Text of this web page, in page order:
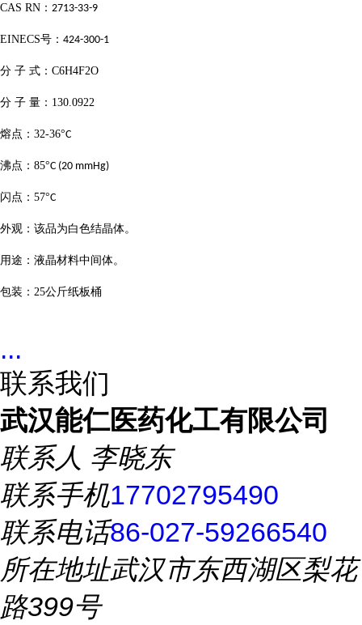
CAS RN ： 2713-33-9
EINECS号： 424-300-1
分 子 式： C6H4F2O
分 子 量： 130.0922
熔点： 32-36°C
沸点： 85°C (20 mmHg)
闪点： 57°C
外观：该品为白色结晶体。
用途：液晶材料中间体。
包装： 25公斤纸板桶
...
联系我们
武汉能仁医药化工有限公司
联系人 李晓东
联系手机17702795490
联系电话86-027-59266540
所在地址武汉市东西湖区梨花
路399号